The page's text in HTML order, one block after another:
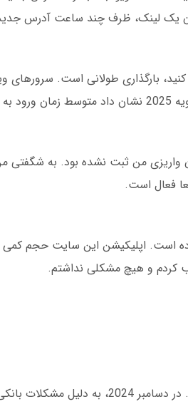
یک لینک، ظرف چند ساعت آدرس
بارگذاری طولانی است. سرورهای
فعال است.
کرده است. اپلیکیشن این سایت حجم
گاهی اوقات درخواست های برداشت با تاخیر مواجه می